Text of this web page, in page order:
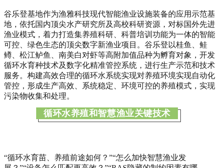
谷乐登基地作为渔雅科技现代智能渔业设施装备的应用示范基
地，依托国内顶尖水产研究所及高校科研资源，对标国外先进
渔业模式，着力打造集养殖科研、科普培训功能为一体的智能
可控、绿色生态的顶尖数字新渔业项目。谷乐登以桂鱼、鲑
鳟、松江鲈鱼、南美白对虾等高附加值品种为孵育对象，开发
循环水育种技术及数字化精准管控系统，进行生产示范和技术
服务。构建高效合理的循环水系统实现对养殖环境实现自动化
管控，形成生产高效、系统稳定、环境可控的养殖模式，实现
污染物收集和处理。
循环水养殖和智慧渔业关键技术
“循环水育苗、养殖前途如何？”“怎么加快智慧渔业发